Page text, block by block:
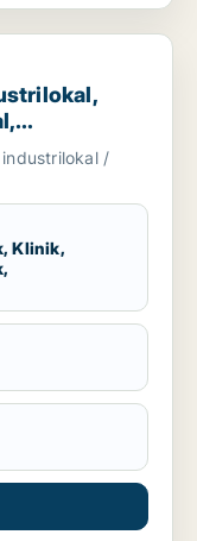
butik, klinik,
hotell
/
Klinik,